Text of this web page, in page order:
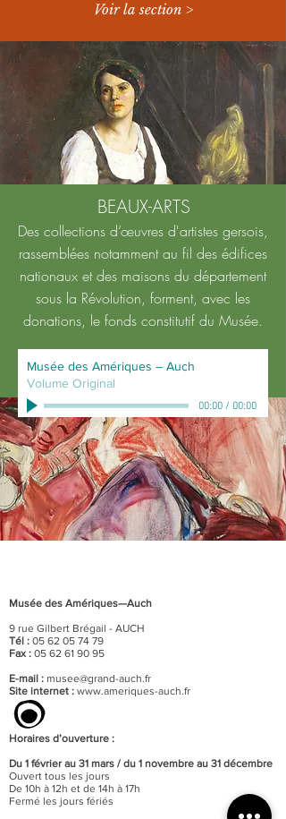
Voir la section >
BEAUX-ARTS
Des collections d’œuvres d'artistes gersois,
rassemblées notamment au fil des édifices
nationaux et des maisons du département
sous la Révolution, forment, avec les
donations, le fonds constitutif du Musée.
Voir la section >
Musée des Amériques – Auch
Volume Original
00:00/ 00:00
Musée des Amériques—Auch
9 rue Gilbert Brégail - AUCH
Tél : 05 62 05 74 79
Fax : 05 62 61 90 95
E-mail : musee@grand-auch.fr
Site internet : www.ameriques-auch.fr
Horaires d’ouverture :
Du 1 février au 31 mars / du 1 novembre au 31 décembre
Ouvert tous les jours
De 10h à 12h et de 14h à 17h
Fermé les jours fériés